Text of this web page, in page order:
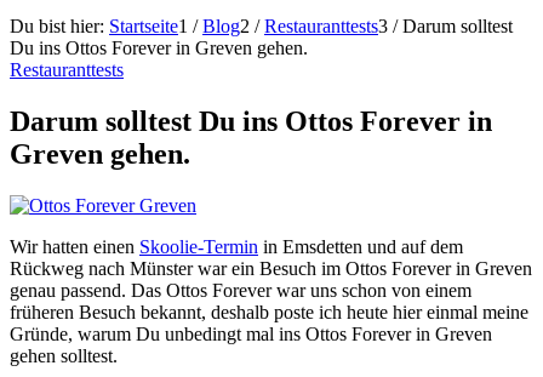
Du bist hier: Startseite1 / Blog2 / Restauranttests3 / Darum solltest
Du ins Ottos Forever in Greven gehen.
Restauranttests
Darum solltest Du ins Ottos Forever in
Greven gehen.
Wir hatten einen Skoolie-Termin in Emsdetten und auf dem
Rückweg nach Münster war ein Besuch im Ottos Forever in Greven
genau passend. Das Ottos Forever war uns schon von einem
früheren Besuch bekannt, deshalb poste ich heute hier einmal meine
Gründe, warum Du unbedingt mal ins Ottos Forever in Greven
gehen solltest.